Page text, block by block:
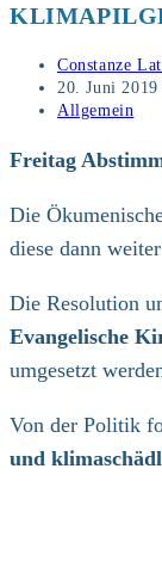
Beitrags-
Autor:
Constanze
Beitrag
veröffentlicht:
20. Juni 2019
Beitrags-
Allgemein
Freitag
Die
diese dann
Die Resolution
Evangelische
umgesetzt
Von der Politik
und